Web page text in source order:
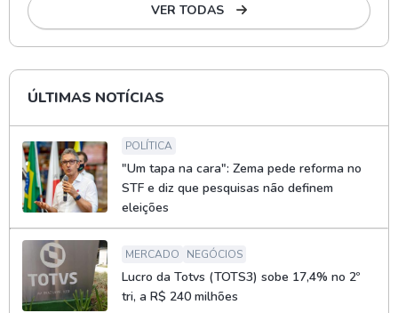
VER TODAS
ÚLTIMAS NOTÍCIAS
POLÍTICA
"Um tapa na cara": Zema pede reforma no
STF e diz que pesquisas não definem
eleições
MERCADO NEGÓCIOS
Lucro da Totvs (TOTS3) sobe 17,4% no 2º
tri, a R$ 240 milhões